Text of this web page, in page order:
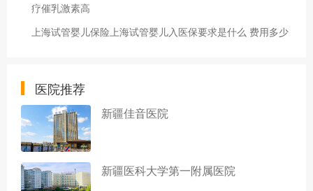
疗催乳激素高
上海试管婴儿保险上海试管婴儿入医保要求是什么 费用多少
医院推荐
新疆佳音医院
新疆医科大学第一附属医院